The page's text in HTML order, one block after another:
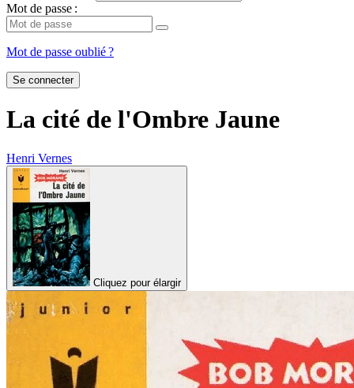
Mot de passe :
Mot de passe oublié ?
Se connecter
La cité de l'Ombre Jaune
Henri Vernes
Cliquez pour élargir